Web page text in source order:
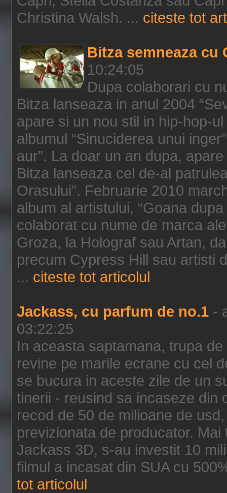
Christina Walsh. ... citeste tot
Bitza semneaza cu
10:24:05
Dupa colaborari cu
Bitza lanseaza in anul 2004
apare si un nou stil in hip-hop-
albumul “Sinuciderea unui
aur”. La doar un an dupa,
Bitza lanseaza cel de-al
Orasului”. Februarie 2010
album al artistului, “Goana
colaborat cu nume de marca
Groza, la Holograf sau Artan,
precum Cypress Hill sau artisti
... citeste tot articolul
Jackass, cu parfum de no.1 -
03:22:25
In aceasta saptamana, trupa
revine pe marile ecrane cu cel
se bucura in aceste zile de un
tinerii - reusind sa incaseze din
recod de 50 de milioane de
previzionata de producator.
Jackass 3D, s-au investit 10
filmul a incasat din SUA cu
tot articolul